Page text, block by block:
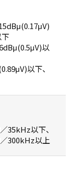
以
以下、
35kHz以下、
300kHz以上